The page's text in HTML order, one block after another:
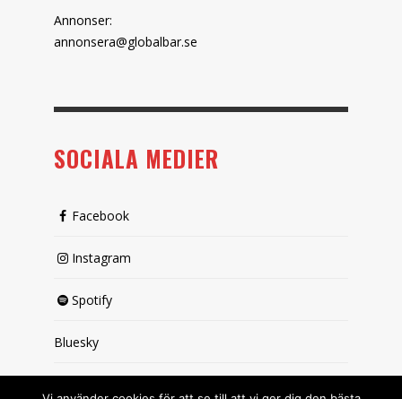
Annonser:
annonsera@globalbar.se
SOCIALA MEDIER
Facebook
Instagram
Spotify
Bluesky